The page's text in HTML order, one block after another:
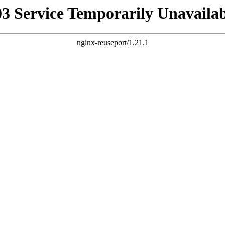
Service Temporarily
nginx-reuseport/1.21.1